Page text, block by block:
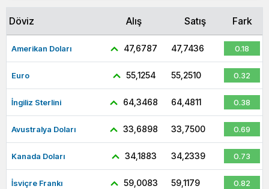
Döviz Alış Satış Fark
Amerikan Doları 47,6787 47,7436 0.18
Euro 55,1254 55,2510 0.32
İngiliz Sterlini 64,3468 64,4811 0.38
Avustralya Doları 33,6898 33,7500 0.69
Kanada Doları 34,1883 34,2339 0.73
İsviçre Frankı 59,0083 59,1179 0.82